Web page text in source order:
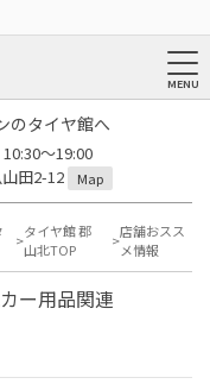
のタイヤ館へ
10:30〜19:00
田2-12
Map
タイヤ館 郡
山北TOP
店舗おスス
メ情報
ー用品関連